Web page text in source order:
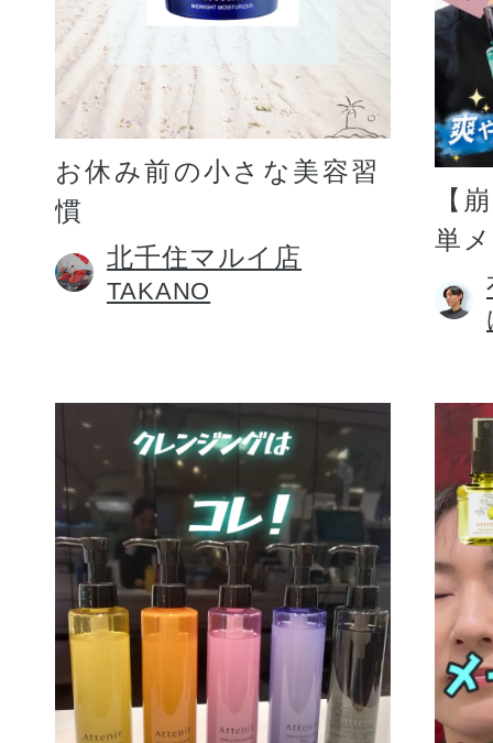
お休み前の小さな美容習
慣
北千住マルイ店
TAKANO
【
単